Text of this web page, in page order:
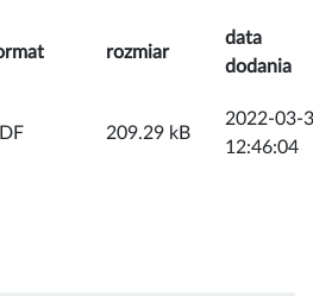
rozmiar
data
dodania
ZAŁĄCZNIK209.29 kB
2022-03-
12:46:04